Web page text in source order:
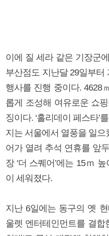
이에 질 세라 같은 기장군
부산점도 지난달 29일부터
행사를 진행 중이다. 4628
롭게 조성해 여유로운 쇼
징이다. ‘홀리데이 페스타’
지는 서울에서 열풍을 일으
어가 열려 추석 연휴를 앞
장 ‘더 스퀘어’에는 15ｍ
이 세워졌다.
지난 6일에는 동구의 옛
울렛 엔터테인먼트를 결합